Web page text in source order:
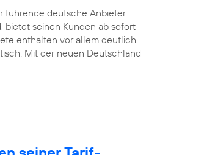
führende deutsche Anbieter
bietet seinen Kunden ab sofort
enthalten vor allem deutlich
Mit der neuen Deutschland